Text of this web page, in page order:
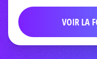
VOIR LA